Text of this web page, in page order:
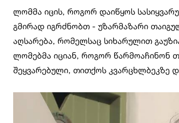
ლომმა იცის, როგორ დაიწყოს
გმირად იგრძნობთ - უზარმაზარი
აღსარება, რომელსაც სიხარულით
ლომებმა იციან, როგორ წარმოაჩინონ
შეყვარებული, თითქოს კვარცხლბეკზე